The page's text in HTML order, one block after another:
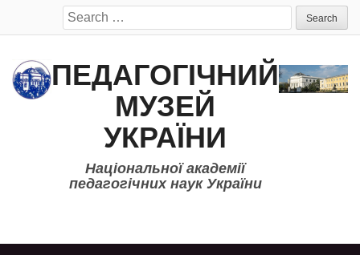
Search
for:
ПЕДАГОГІЧНИЙ
МУЗЕЙ
УКРАЇНИ
Національної академії
педагогічних наук України